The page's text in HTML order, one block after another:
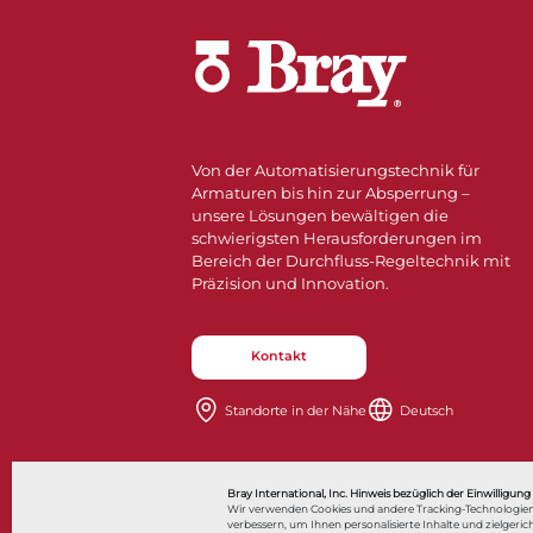
Bray International, Inc. Hinweis bezüglich der Einwilligung
Wir verwenden Cookies und andere Tracking-
verbessern, um Ihnen personalisierte Inhalte und
Von der Automatisierungstechnik für
Armaturen bis hin zur Absperrung –
unsere Lösungen bewältigen die
schwierigsten Herausforderungen im
Bereich der Durchfluss-Regeltechnik mit
Präzision und Innovation.
Kontakt
Standorte in der Nähe​​​​​​​ Deutsch
Also of Interest